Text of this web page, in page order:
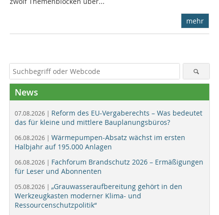
mehr
News
07.08.2026 | Reform des EU-Vergaberechts – Was bedeutet
das für kleine und mittlere Bauplanungsbüros?
06.08.2026 | Wärmepumpen-Absatz wächst im ersten
Halbjahr auf 195.000 Anlagen
06.08.2026 | Fachforum Brandschutz 2026 – Ermäßigungen
für Leser und Abonnenten
05.08.2026 | „Grauwasseraufbereitung gehört in den
Werkzeugkasten moderner Klima- und
Ressourcenschutzpolitik“